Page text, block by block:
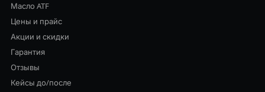
Масло ATF
Цены и прайс
Акции и скидки
Гарантия
Отзывы
Кейсы до/после